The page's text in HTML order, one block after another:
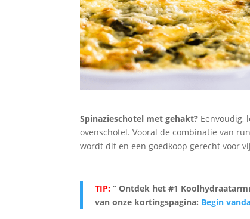
Spinazieschotel met gehakt? Eenvoudig,
ovenschotel. Vooral de combinatie van
wordt dit en een goedkoop gerecht voor
TIP: ” Ontdek het #1
van onze kortingspagina: Begin